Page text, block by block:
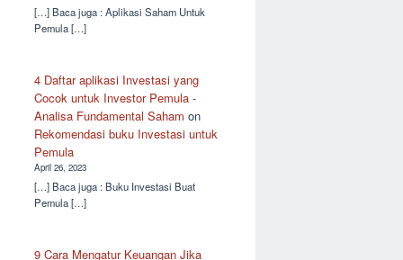
[…] Baca juga : Aplikasi Saham Untuk
Pemula […]
4 Daftar aplikasi Investasi yang
Cocok untuk Investor Pemula -
Analisa Fundamental Saham on
Rekomendasi buku Investasi untuk
Pemula
April 26, 2023
[…] Baca juga : Buku Investasi Buat
Pemula […]
9 Cara Mengatur Keuangan Jika